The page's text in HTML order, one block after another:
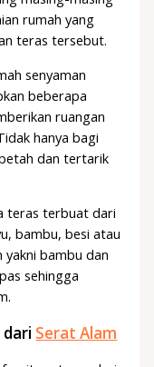
rumah yang
teras tersebut.
senyaman
beberapa
ruangan
hanya bagi
dan tertarik
teras terbuat dari
bambu, besi atau
yakni bambu dan
sehingga
Serat Alam